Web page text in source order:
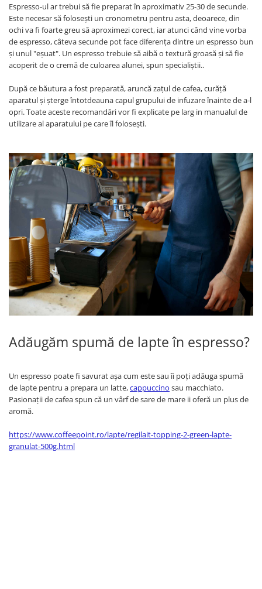
Espresso-ul ar trebui să fie preparat în aproximativ 25-30 de secunde.
Este necesar să folosești un cronometru pentru asta, deoarece, din
ochi va fi foarte greu să aproximezi corect, iar atunci când vine vorba
de espresso, câteva secunde pot face diferența dintre un espresso bun
și unul "eșuat". Un espresso trebuie să aibă o textură groasă și să fie
acoperit de o cremă de culoarea alunei, spun specialiștii..
După ce băutura a fost preparată, aruncă zațul de cafea, curăță
aparatul și șterge întotdeauna capul grupului de infuzare înainte de a-l
opri. Toate aceste recomandări vor fi explicate pe larg in manualul de
utilizare al aparatului pe care îl folosești.
Adăugăm spumă de lapte în espresso?
Un espresso poate fi savurat așa cum este sau îi poți adăuga spumă
de lapte pentru a prepara un latte,cappuccino sau macchiato.
Pasionații de cafea spun că un vârf de sare de mare ii oferă un plus de
aromă.
https://www.coffeepoint.ro/lapte/regilait-topping-2-green-lapte-
granulat-500g.html